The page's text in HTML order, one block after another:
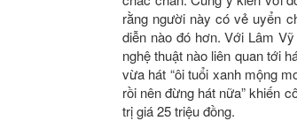
rằng người này có vẻ uyển
diễn nào đó hơn. Với Lâm
nghệ thuật nào liên quan tới
vừa hát “ôi tuổi xanh mộng
rồi nên đừng hát nữa” khiến
trị giá 25 triệu đồng.